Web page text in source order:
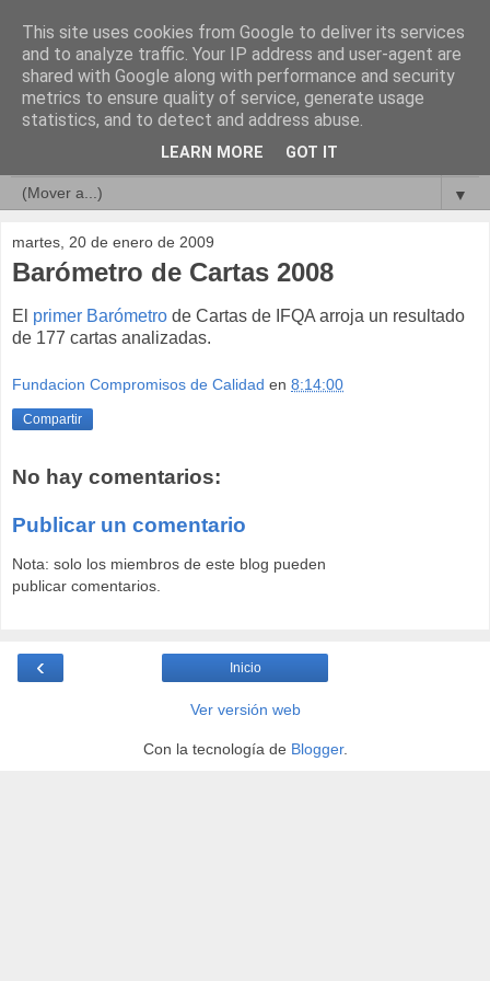
Compromisos de Calidad
▼
martes, 20 de enero de 2009
Barómetro de Cartas 2008
El primer Barómetro de Cartas de IFQA arroja un resultado
de 177 cartas analizadas.
Fundacion Compromisos de Calidad en 8:14:00
Compartir
No hay comentarios:
Publicar un comentario
Nota: solo los miembros de este blog pueden
publicar comentarios.
‹ Inicio
Ver versión web
Con la tecnología de Blogger.
This site uses cookies from Google to deliver its services
and to analyze traffic. Your IP address and user-agent are
shared with Google along with performance and security
metrics to ensure quality of service, generate usage
statistics, and to detect and address abuse.
LEARN MORE GOT IT